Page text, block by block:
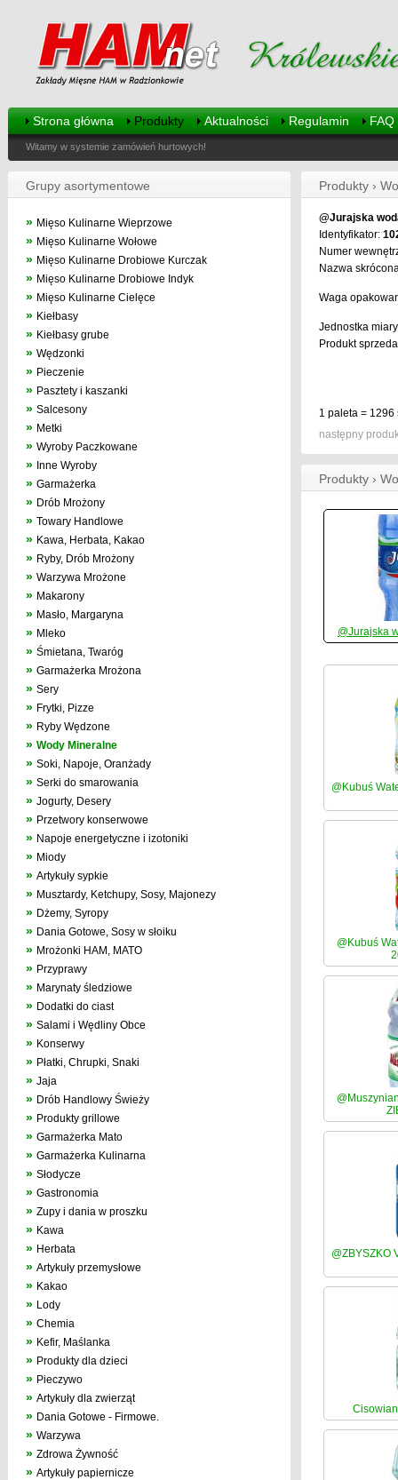
Strona główna Produkty Aktualności Regulamin FAQ
Witamy w systemie zamówień hurtowych!
Grupy asortymentowe
» Mięso Kulinarne Wieprzowe
» Mięso Kulinarne Wołowe
» Mięso Kulinarne Drobiowe Kurczak
» Mięso Kulinarne Drobiowe Indyk
» Mięso Kulinarne Cielęce
» Kiełbasy
» Kiełbasy grube
» Wędzonki
» Pieczenie
» Pasztety i kaszanki
» Salcesony
» Metki
» Wyroby Paczkowane
» Inne Wyroby
» Garmażerka
» Drób Mrożony
» Towary Handlowe
» Kawa, Herbata, Kakao
» Ryby, Drób Mrożony
» Warzywa Mrożone
» Makarony
» Masło, Margaryna
» Mleko
» Śmietana, Twaróg
» Garmażerka Mrożona
» Sery
» Frytki, Pizze
» Ryby Wędzone
» Wody Mineralne
» Soki, Napoje, Oranżady
» Serki do smarowania
» Jogurty, Desery
» Przetwory konserwowe
» Napoje energetyczne i izotoniki
» Miody
» Artykuły sypkie
» Musztardy, Ketchupy, Sosy, Majonezy
» Dżemy, Syropy
» Dania Gotowe, Sosy w słoiku
» Mrożonki HAM, MATO
» Przyprawy
» Marynaty śledziowe
» Dodatki do ciast
» Salami i Wędliny Obce
» Konserwy
» Płatki, Chrupki, Snaki
» Jaja
» Drób Handlowy Świeży
» Produkty grillowe
» Garmażerka Mato
» Garmażerka Kulinarna
» Słodycze
» Gastronomia
» Zupy i dania w proszku
» Kawa
» Herbata
» Artykuły przemysłowe
» Kakao
» Lody
» Chemia
» Kefir, Maślanka
» Produkty dla dzieci
» Pieczywo
» Artykuły dla zwierząt
» Dania Gotowe - Firmowe.
» Warzywa
» Zdrowa Żywność
» Artykuły papiernicze
Produkty ›
@Jurajska
Identyfikator:
Numer
Nazwa
Waga
Jednostka
Produkt
1 paleta = 1296
następny
Produkty ›
@Jurajska
@Kubuś
@Kubuś
@ZBYSZKO